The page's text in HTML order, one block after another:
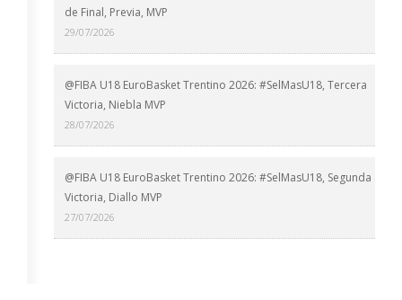
de Final, Previa, MVP
29/07/2026
@FIBA U18 EuroBasket Trentino 2026: #SelMasU18, Tercera
Victoria, Niebla MVP
28/07/2026
@FIBA U18 EuroBasket Trentino 2026: #SelMasU18, Segunda
Victoria, Diallo MVP
27/07/2026